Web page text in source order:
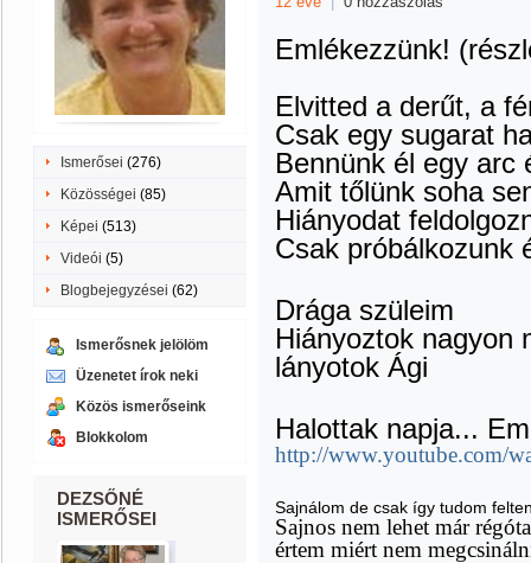
Ismerősei (276)
Közösségei (85)
Képei (513)
Videói (5)
Blogbejegyzései (62)
Ismerősnek jelölöm
Üzenetet írok neki
Közös ismerőseink
Blokkolom
DEZSŐNÉ
ISMERŐSEI
Emlékezzünk!
Elvitted a derűt, a
Csak egy sugarat
Bennünk él egy arc
Amit tőlünk soha
Hiányodat
Csak próbálkozunk
Drága szüleim
Hiányoztok nagyon
lányotok Ági
Halottak napja...
http://www.youtube.com/
Sajnálom de csak így tudom
Sajnos nem lehet már
értem miért nem